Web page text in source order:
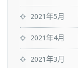
2021年5月
2021年4月
2021年3月